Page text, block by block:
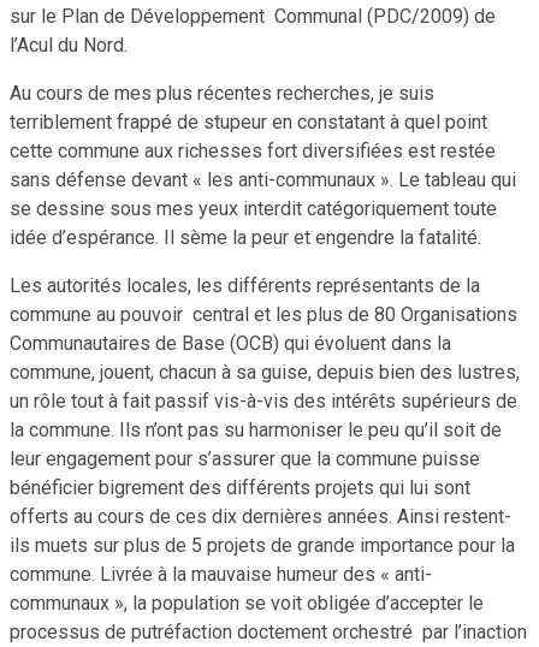
sur le Plan de Développement Communal (PDC/2009) de
l’Acul du Nord.
Au cours de mes plus récentes recherches, je suis
terriblement frappé de stupeur en constatant à quel point
cette commune aux richesses fort diversifiées est restée
sans défense devant « les anti-communaux ». Le tableau qui
se dessine sous mes yeux interdit catégoriquement toute
idée d’espérance. Il sème la peur et engendre la fatalité.
Les autorités locales, les différents représentants de la
commune au pouvoir central et les plus de 80 Organisations
Communautaires de Base (OCB) qui évoluent dans la
commune, jouent, chacun à sa guise, depuis bien des lustres,
un rôle tout à fait passif vis-à-vis des intérêts supérieurs de
la commune. Ils n’ont pas su harmoniser le peu qu’il soit de
leur engagement pour s’assurer que la commune puisse
bénéficier bigrement des différents projets qui lui sont
offerts au cours de ces dix dernières années. Ainsi restent-
ils muets sur plus de 5 projets de grande importance pour la
commune. Livrée à la mauvaise humeur des « anti-
communaux », la population se voit obligée d’accepter le
processus de putréfaction doctement orchestré par l’inaction